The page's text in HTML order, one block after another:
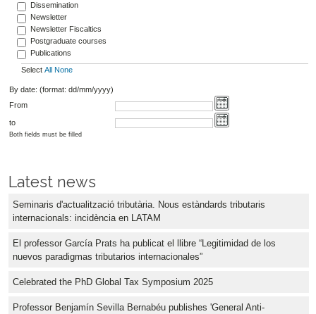
Dissemination
Newsletter
Newsletter Fiscaltics
Postgraduate courses
Publications
Select All None
By date: (format: dd/mm/yyyy)
From
to
Both fields must be filled
Latest news
Seminaris d'actualització tributària. Nous estàndards tributaris
internacionals: incidència en LATAM
El professor García Prats ha publicat el llibre “Legitimidad de los
nuevos paradigmas tributarios internacionales”
Celebrated the PhD Global Tax Symposium 2025
Professor Benjamín Sevilla Bernabéu publishes 'General Anti-